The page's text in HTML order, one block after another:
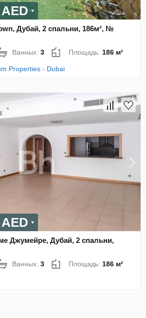
Дубай, 2 спальни, 186м², №
Ванных:3 Площадь: 186 м²
Properties - Dubai
Джумейре, Дубай, 2 спальни,
Ванных:3 Площадь: 186 м²